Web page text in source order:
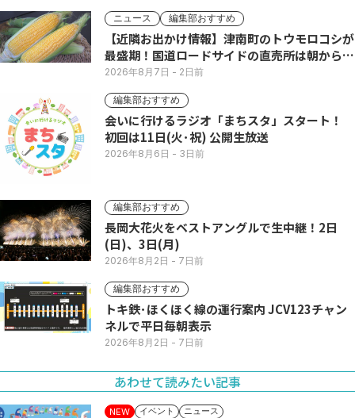
ニュース 編集部おすすめ
【近隣お出かけ情報】津南町のトウモロコシが
最盛期！国道ロードサイドの直売所は朝から長
い列
2026年8月7日 - 2日前
編集部おすすめ
会いに行けるラジオ「まちスタ」スタート！
初回は11日(火･祝) 公開生放送
2026年8月6日 - 3日前
編集部おすすめ
長岡大花火をベストアングルで生中継！2日
(日)、3日(月)
2026年8月2日 - 7日前
編集部おすすめ
トキ鉄･ほくほく線の運行案内 JCV123チャン
ネルで平日毎朝表示
2026年8月2日 - 7日前
あわせて読みたい記事
NEW イベント ニュース